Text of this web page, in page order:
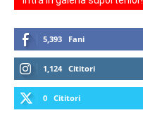
5,393 Fani
1,124 Cititori
0 Cititori